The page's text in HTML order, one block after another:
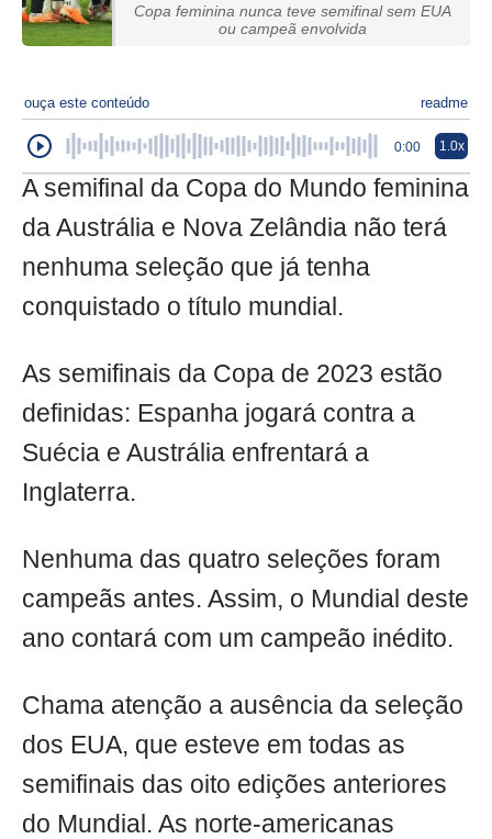
Copa feminina nunca teve semifinal sem EUA
ou campeã envolvida
ouça este conteúdo readme
0:00 1.0x
A semifinal da Copa do Mundo feminina
da Austrália e Nova Zelândia não terá
nenhuma seleção que já tenha
conquistado o título mundial.
As semifinais da Copa de 2023 estão
definidas: Espanha jogará contra a
Suécia e Austrália enfrentará a
Inglaterra.
Nenhuma das quatro seleções foram
campeãs antes. Assim, o Mundial deste
ano contará com um campeão inédito.
Chama atenção a ausência da seleção
dos EUA, que esteve em todas as
semifinais das oito edições anteriores
do Mundial. As norte-americanas